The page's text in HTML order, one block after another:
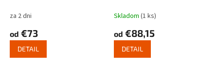
za 2 dni
od €73
DETAIL
Skladom (1 ks)
od €88,15
DETAIL